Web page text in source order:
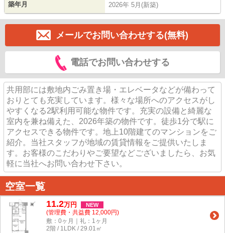
築年月 2026年 5月(新築)
メールでお問い合わせする(無料)
電話でお問い合わせする
共用部には敷地内ごみ置き場・エレベータなどが備わって
おりとても充実しています。様々な場所へのアクセスがし
やすくなる2駅利用可能な物件です。充実の設備と綺麗な
室内を兼ね備えた、2026年築の物件です。徒歩1分で駅に
アクセスできる物件です。地上10階建てのマンションをご
紹介。当社スタッフが地域の賃貸情報をご提供いたしま
す。お客様のこだわりやご要望などございましたら、お気
軽に当社へお問い合わせ下さい。
空室一覧
11.2万円 NEW
(管理費・共益費 12,000円)
敷：0ヶ月｜礼：1ヶ月
2階 / 1LDK / 29.01㎡